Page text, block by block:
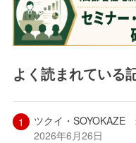
よく読まれている
ツクイ・SOYOKAZE
2026年6月26日